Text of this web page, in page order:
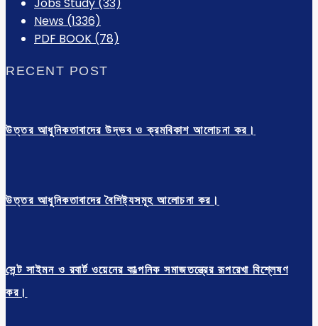
Jobs Study (33)
News (1336)
PDF BOOK (78)
RECENT POST
উত্তর আধুনিকতাবাদের উদ্ভব ও ক্রমবিকাশ আলোচনা কর।
উত্তর আধুনিকতাবাদের বৈশিষ্ট্যসমূহ আলোচনা কর।
সেন্ট সাইমন ও রবার্ট ওয়েনের কাল্পনিক সমাজতন্ত্রের রূপরেখা বিশ্লেষণ
কর।